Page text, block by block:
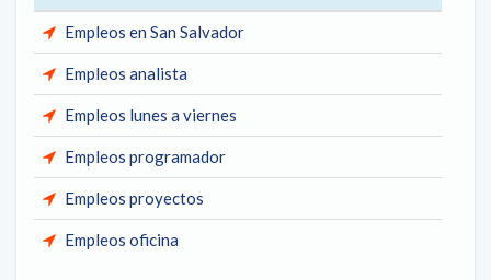
Empleos en San Salvador
Empleos analista
Empleos lunes a viernes
Empleos programador
Empleos proyectos
Empleos oficina